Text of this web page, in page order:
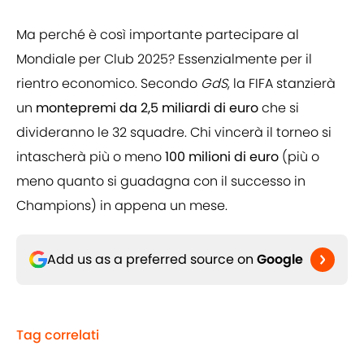
Ma perché è così importante partecipare al
Mondiale per Club 2025? Essenzialmente per il
rientro economico. Secondo GdS, la FIFA stanzierà
un montepremi da 2,5 miliardi di euroche si
divideranno le 32 squadre. Chi vincerà il torneo si
intascherà più o meno100 milioni di euro (più o
meno quanto si guadagna con il successo in
Champions) in appena un mese.
Add us as a preferred source on Google
Tag correlati